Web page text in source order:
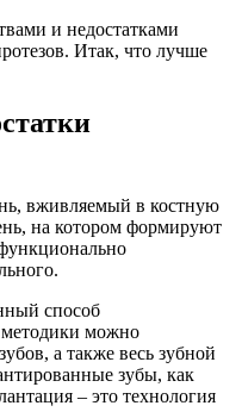
и недостатками
Итак, что лучше
вживляемый в костную
на котором формируют
способ
можно
а также весь зубной
зубы, как
– это технология